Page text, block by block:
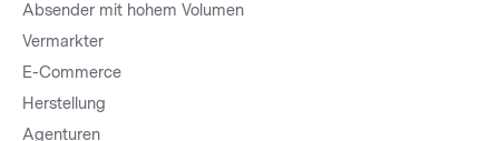
Absender mit hohem Volumen
Vermarkter
E-Commerce
Herstellung
Agenturen